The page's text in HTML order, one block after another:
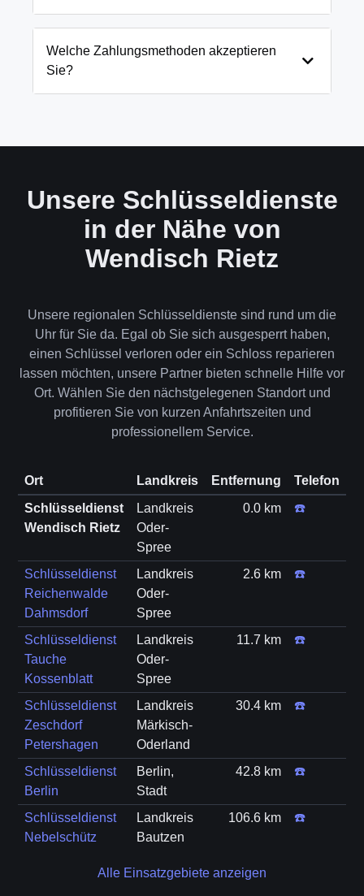
und öffnen Ihre Tür in 99% der Fälle
zerstörungsfrei. Nur in absoluten Ausnahmefällen,
Welche Zahlungsmethoden akzeptieren
Sie?
Unsere Schlüsseldienste
in der Nähe von
Wendisch Rietz
Unsere regionalen Schlüsseldienste sind rund um die
Uhr für Sie da. Egal ob Sie sich ausgesperrt haben,
einen Schlüssel verloren oder ein Schloss reparieren
lassen möchten, unsere Partner bieten schnelle Hilfe vor
Ort. Wählen Sie den nächstgelegenen Standort und
profitieren Sie von kurzen Anfahrtszeiten und
professionellem Service.
Ort Landkreis Entfernung
Telefon
Schlüsseldienst
Wendisch Rietz
Landkreis
Oder-
Spree
0.0 km ☎️
Schlüsseldienst
Reichenwalde
Dahmsdorf
Landkreis
Oder-
Spree
2.6 km ☎️
Schlüsseldienst
Tauche
Kossenblatt
Landkreis
Oder-
Spree
11.7 km ☎️
Schlüsseldienst
Zeschdorf
Petershagen
Landkreis
Märkisch-
Oderland
30.4 km ☎️
Schlüsseldienst
Berlin
Berlin,
Stadt
42.8 km ☎️
Schlüsseldienst
Nebelschütz
Landkreis
Bautzen
106.6 km ☎️
Alle Einsatzgebiete anzeigen